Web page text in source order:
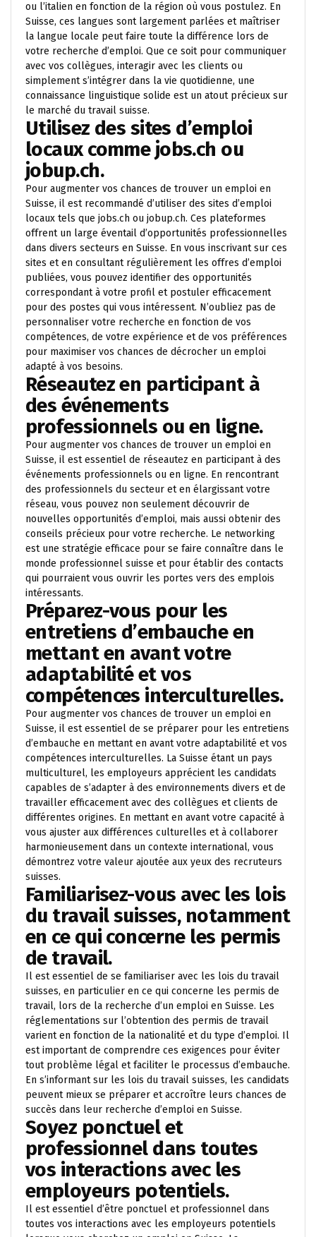
ou l’italien en fonction de la région où vous postulez. En
Suisse, ces langues sont largement parlées et maîtriser
la langue locale peut faire toute la différence lors de
votre recherche d’emploi. Que ce soit pour communiquer
avec vos collègues, interagir avec les clients ou
simplement s’intégrer dans la vie quotidienne, une
connaissance linguistique solide est un atout précieux sur
le marché du travail suisse.
Utilisez des sites d’emploi
locaux comme jobs.ch ou
jobup.ch.
Pour augmenter vos chances de trouver un emploi en
Suisse, il est recommandé d’utiliser des sites d’emploi
locaux tels que jobs.ch ou jobup.ch. Ces plateformes
offrent un large éventail d’opportunités professionnelles
dans divers secteurs en Suisse. En vous inscrivant sur ces
sites et en consultant régulièrement les offres d’emploi
publiées, vous pouvez identifier des opportunités
correspondant à votre profil et postuler efficacement
pour des postes qui vous intéressent. N’oubliez pas de
personnaliser votre recherche en fonction de vos
compétences, de votre expérience et de vos préférences
pour maximiser vos chances de décrocher un emploi
adapté à vos besoins.
Réseautez en participant à
des événements
professionnels ou en ligne.
Pour augmenter vos chances de trouver un emploi en
Suisse, il est essentiel de réseautez en participant à des
événements professionnels ou en ligne. En rencontrant
des professionnels du secteur et en élargissant votre
réseau, vous pouvez non seulement découvrir de
nouvelles opportunités d’emploi, mais aussi obtenir des
conseils précieux pour votre recherche. Le networking
est une stratégie efficace pour se faire connaître dans le
monde professionnel suisse et pour établir des contacts
qui pourraient vous ouvrir les portes vers des emplois
intéressants.
Préparez-vous pour les
entretiens d’embauche en
mettant en avant votre
adaptabilité et vos
compétences interculturelles.
Pour augmenter vos chances de trouver un emploi en
Suisse, il est essentiel de se préparer pour les entretiens
d’embauche en mettant en avant votre adaptabilité et vos
compétences interculturelles. La Suisse étant un pays
multiculturel, les employeurs apprécient les candidats
capables de s’adapter à des environnements divers et de
travailler efficacement avec des collègues et clients de
différentes origines. En mettant en avant votre capacité à
vous ajuster aux différences culturelles et à collaborer
harmonieusement dans un contexte international, vous
démontrez votre valeur ajoutée aux yeux des recruteurs
suisses.
Familiarisez-vous avec les lois
du travail suisses, notamment
en ce qui concerne les permis
de travail.
Il est essentiel de se familiariser avec les lois du travail
suisses, en particulier en ce qui concerne les permis de
travail, lors de la recherche d’un emploi en Suisse. Les
réglementations sur l’obtention des permis de travail
varient en fonction de la nationalité et du type d’emploi. Il
est important de comprendre ces exigences pour éviter
tout problème légal et faciliter le processus d’embauche.
En s’informant sur les lois du travail suisses, les candidats
peuvent mieux se préparer et accroître leurs chances de
succès dans leur recherche d’emploi en Suisse.
Soyez ponctuel et
professionnel dans toutes
vos interactions avec les
employeurs potentiels.
Il est essentiel d’être ponctuel et professionnel dans
toutes vos interactions avec les employeurs potentiels